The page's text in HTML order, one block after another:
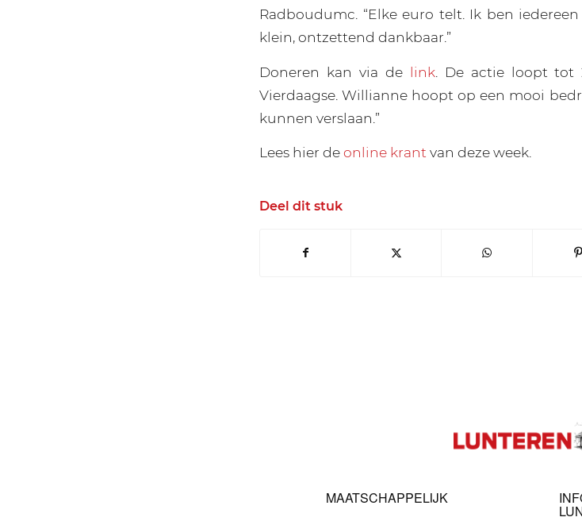
Radboudumc. “Elke euro telt. Ik ben
klein, ontzettend dankbaar.”
Doneren kan via de link. De actie loopt tot
Vierdaagse. Willianne hoopt op een mooi
kunnen verslaan.”
Lees hier deonline krant van deze week.
Deel dit stuk
MAATSCHAPPELIJK